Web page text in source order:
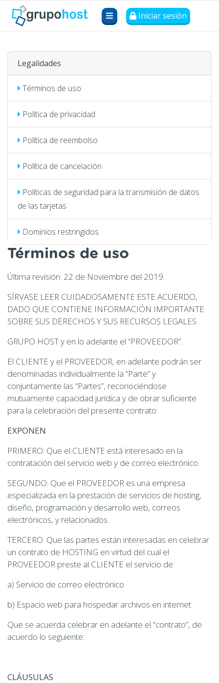
Iniciar sesión
Legalidades
Términos de uso
Política de privacidad
Política de reembolso
Política de cancelación
Políticas de seguridad para la transmisión de datos
de las tarjetas
Dominios restringidos
Términos de uso
Última revisión: 22 de Noviembre del 2019.
SÍRVASE LEER CUIDADOSAMENTE ESTE ACUERDO,
DADO QUE CONTIENE INFORMACIÓN IMPORTANTE
SOBRE SUS DERECHOS Y SUS RECURSOS LEGALES.
GRUPO HOST y en lo adelante el “PROVEEDOR”.
El CLIENTE y el PROVEEDOR, en adelante podrán ser
denominadas individualmente la “Parte” y
conjuntamente las “Partes”, reconociéndose
mutuamente capacidad jurídica y de obrar suficiente
para la celebración del presente contrato:
EXPONEN
PRIMERO: Que el CLIENTE está interesado en la
contratación del servicio web y de correo electrónico.
SEGUNDO: Que el PROVEEDOR es una empresa
especializada en la prestación de servicios de hosting,
diseño, programación y desarrollo web, correos
electrónicos, y relacionados.
TERCERO: Que las partes están interesadas en celebrar
un contrato de HOSTING en virtud del cual el
PROVEEDOR preste al CLIENTE el servicio de:
a) Servicio de correo electrónico
b) Espacio web para hospedar archivos en internet
Que se acuerda celebrar en adelante el “contrato”, de
acuerdo lo seguiente:
CLÁUSULAS